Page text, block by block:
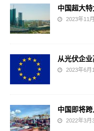
中国超大
2023年11
从光伏企
2023年6月
中国即将
2022年3月